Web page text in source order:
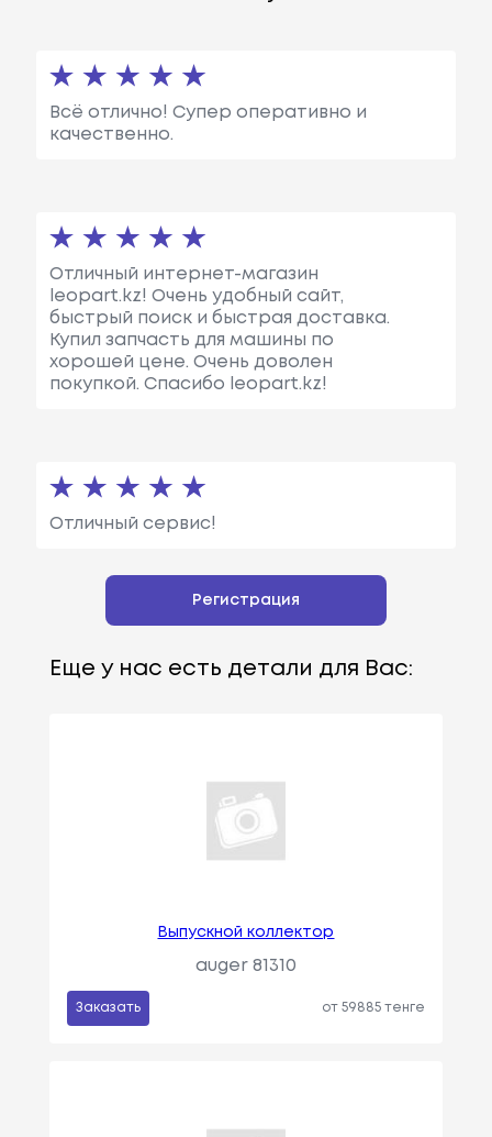
Всё отлично! Супер оперативно и
качественно.
Отличный интернет-магазин
leopart.kz! Очень удобный сайт,
быстрый поиск и быстрая доставка.
Купил запчасть для машины по
хорошей цене. Очень доволен
покупкой. Спасибо leopart.kz!
Отличный сервис!
Регистрация
Еще у нас есть детали для Вас:
Выпускной коллектор
auger 81310
Заказать от 59885 тенге